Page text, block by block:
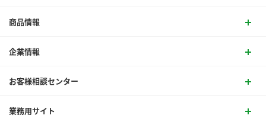
商品情報
企業情報
お客様相談センター
業務用サイト